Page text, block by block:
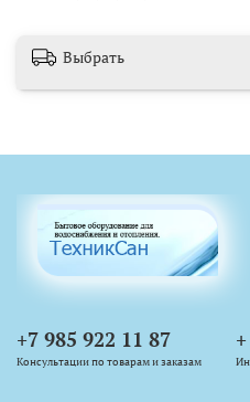
Выбрать
+7 985 922 11 87
Консультации по товарам и заказам